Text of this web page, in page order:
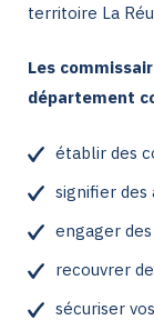
territoire La
Les
département
établir des
signifier des
engager
recouvrer
sécuriser